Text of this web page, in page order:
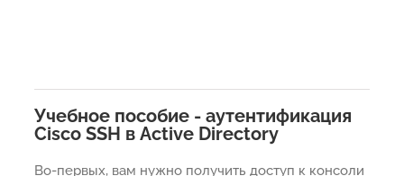
Учебное пособие - аутентификация
Cisco SSH в Active Directory
Во-первых, вам нужно получить доступ к консоли